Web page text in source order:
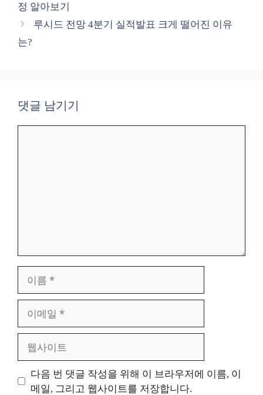
리
정 알아보기
루시드 전망 4분기 실적발표 크게 떨어진 이유
는?
댓글 남기기
일
트
다음 번 댓글 작성을 위해 이 브라우저에 이름, 이
메일, 그리고 웹사이트를 저장합니다.